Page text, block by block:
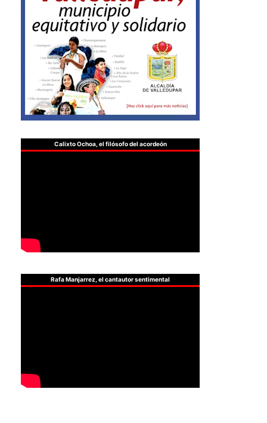
Calixto Ochoa, el filósofo del acordeón
Rafa Manjarrez, el cantautor sentimental